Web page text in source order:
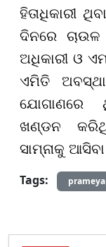
ହିତାଧିକାରୀ
ଦିନରେ
ଅଧିକାରୀ ଓ
ଏମିତି
ଯୋଗାଣରେ
ଖଣ୍ଡନ
ସାମ୍ନାକୁ
Tags: